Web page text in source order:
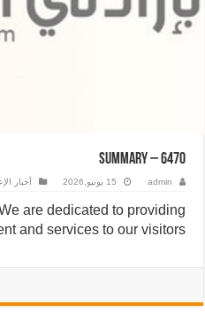
Summary – 6470
admin 15 يونيو,2026 أخبار
are dedicated to providing
and services to our visitors.